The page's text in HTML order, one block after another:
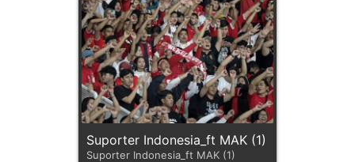
Suporter Indonesia_ft MAK (1)
Suporter Indonesia_ft MAK (1)